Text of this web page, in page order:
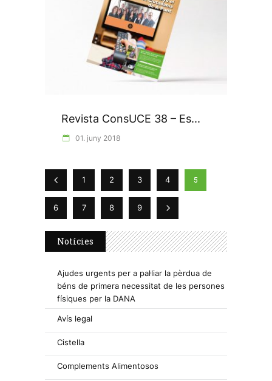
Revista ConsUCE 38 – Es...
01. juny 2018
1 2 3 4 5
6 7 8 9
Notícies
Ajudes urgents per a pal·liar la pèrdua de
béns de primera necessitat de les persones
físiques per la DANA
Avís legal
Cistella
Complements Alimentosos